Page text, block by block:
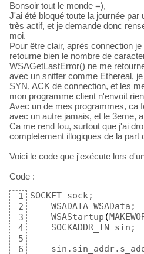
Bonsoir tout le monde =),
J'ai été bloqué toute la journée
très actif, et je demande donc
moi.
Pour être clair, après connection
retourne bien le nombre de
WSAGetLastError() ne me
avec un sniffer comme Ethereal,
SYN, ACK de connection, et les
mon programme client n'envoit
Avec un de mes programmes, ca
avec un autre jamais, et le 3eme,
Ca me rend fou, surtout que j'ai
completement illogiques de la part
Voici le code que j'exécute lors
Code :
1
2
3
4
5
6
SOCKET sock;
    WSADATA WSAData;
    WSAStartup
(
    SOCKADDR_IN sin;